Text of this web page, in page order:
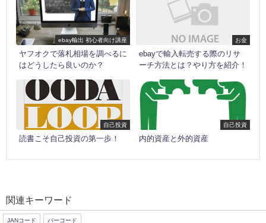
ebay輸出 初心者向け講座
ヤフオクで落札相場を調べるに
はどうしたら良いのか？
お金
ebayで輸入転売する際のリサ
ーチ方法とは？やり方を紹介！
自己投資
読書こそ自己投資の第一歩！
自己投資
内的資産と外的資産
関連キーワード
JANコード バーコード